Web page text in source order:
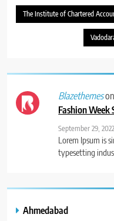
The Institute of Chartered
Blazethemes
Fashion Week
September 29, 2022
Lorem Ipsum is
typesetting
Ahmedabad